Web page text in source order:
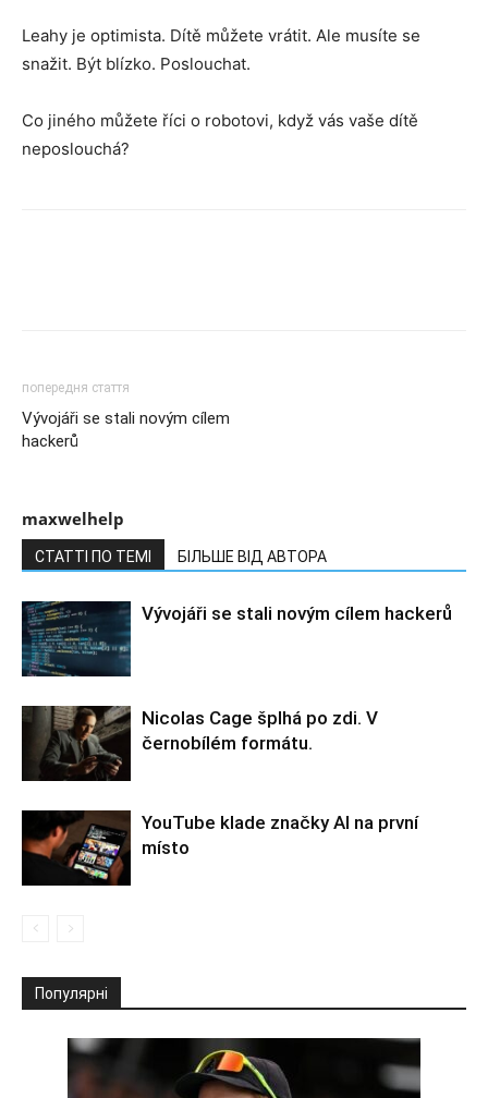
Leahy je optimista. Dítě můžete vrátit. Ale musíte se
snažit. Být blízko. Poslouchat.
Co jiného můžete říci o robotovi, když vás vaše dítě
neposlouchá?
попередня стаття
Vývojáři se stali novým cílem
hackerů
maxwelhelp
СТАТТІ ПО ТЕМІ БІЛЬШЕ ВІД АВТОРА
Vývojáři se stali novým cílem hackerů
Nicolas Cage šplhá po zdi. V
černobílém formátu.
YouTube klade značky AI na první
místo
Популярні